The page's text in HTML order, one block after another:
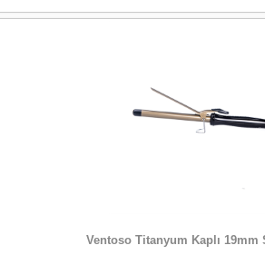
Ventoso Titanyum Kaplı 19mm